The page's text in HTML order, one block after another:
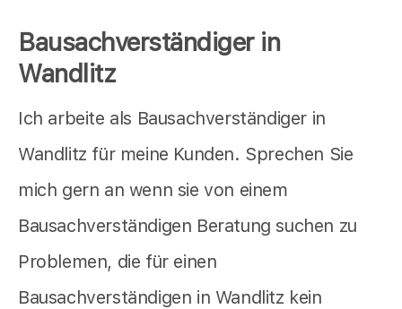
Bausachverständiger in
Wandlitz
Ich arbeite als Bausachverständiger in
Wandlitz für meine Kunden. Sprechen Sie
mich gern an wenn sie von einem
Bausachverständigen Beratung suchen zu
Problemen, die für einen
Bausachverständigen in Wandlitz kein